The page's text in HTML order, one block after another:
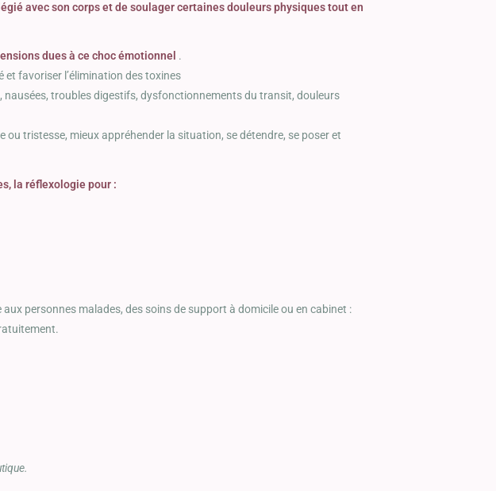
avec son corps et de soulager certaines douleurs physiques tout en
dues à ce choc émotionnel .
favoriser l’élimination des toxines
troubles digestifs, dysfonctionnements du transit, douleurs
ou tristesse, mieux appréhender la situation, se détendre, se poser et
la réflexologie pour :
aux personnes malades, des soins de support à domicile ou en cabinet :